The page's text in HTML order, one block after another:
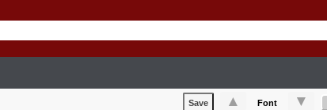
Save ▲ Font ▼